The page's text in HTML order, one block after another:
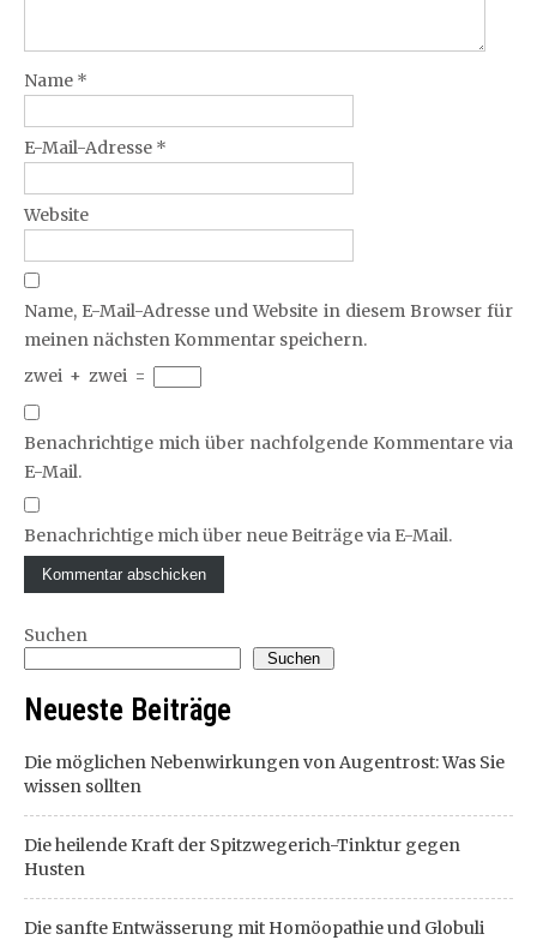
Name *
E-Mail-Adresse *
Website
Name, E-Mail-Adresse und Website in diesem Browser für
meinen nächsten Kommentar speichern.
zwei + zwei =
Benachrichtige mich über nachfolgende Kommentare via
E-Mail.
Benachrichtige mich über neue Beiträge via E-Mail.
Suchen
Suchen
Neueste Beiträge
Die möglichen Nebenwirkungen von Augentrost: Was Sie
wissen sollten
Die heilende Kraft der Spitzwegerich-Tinktur gegen
Husten
Die sanfte Entwässerung mit Homöopathie und Globuli